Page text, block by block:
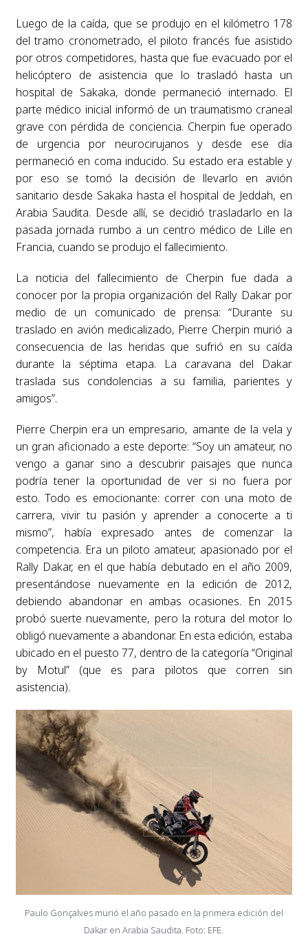
Luego de la caída, que se produjo en el kilómetro 178
del tramo cronometrado, el piloto francés fue asistido
por otros competidores, hasta que fue evacuado por el
helicóptero de asistencia que lo trasladó hasta un
hospital de Sakaka, donde permaneció internado. El
parte médico inicial informó de un traumatismo craneal
grave con pérdida de conciencia. Cherpin fue operado
de urgencia por neurocirujanos y desde ese día
permaneció en coma inducido. Su estado era estable y
por eso se tomó la decisión de llevarlo en avión
sanitario desde Sakaka hasta el hospital de Jeddah, en
Arabia Saudita. Desde allí, se decidió trasladarlo en la
pasada jornada rumbo a un centro médico de Lille en
Francia, cuando se produjo el fallecimiento.
La noticia del fallecimiento de Cherpin fue dada a
conocer por la propia organización del Rally Dakar por
medio de un comunicado de prensa: “Durante su
traslado en avión medicalizado, Pierre Cherpin murió a
consecuencia de las heridas que sufrió en su caída
durante la séptima etapa. La caravana del Dakar
traslada sus condolencias a su familia, parientes y
amigos”.
Pierre Cherpin era un empresario, amante de la vela y
un gran aficionado a este deporte: “Soy un amateur, no
vengo a ganar sino a descubrir paisajes que nunca
podría tener la oportunidad de ver si no fuera por
esto. Todo es emocionante: correr con una moto de
carrera, vivir tu pasión y aprender a conocerte a ti
mismo”, había expresado antes de comenzar la
competencia. Era un piloto amateur, apasionado por el
Rally Dakar, en el que había debutado en el año 2009,
presentándose nuevamente en la edición de 2012,
debiendo abandonar en ambas ocasiones. En 2015
probó suerte nuevamente, pero la rotura del motor lo
obligó nuevamente a abandonar. En esta edición, estaba
ubicado en el puesto 77, dentro de la categoría “Original
by Motul” (que es para pilotos que corren sin
asistencia).
Paulo Gonçalves murió el año pasado en la primera edición del
Dakar en Arabia Saudita. Foto: EFE.